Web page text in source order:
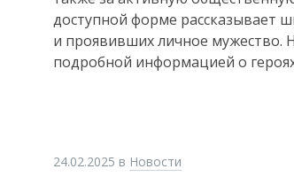
доступной форме рассказывает
и проявивших личное мужество.
подробной информацией о
24.02.2025 в Новости